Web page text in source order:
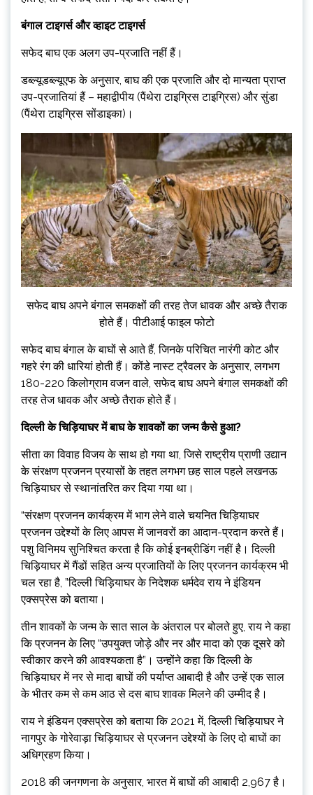
बंगाल टाइगर्स और व्हाइट टाइगर्स
सफेद बाघ एक अलग उप-प्रजाति नहीं हैं।
डब्ल्यूडब्ल्यूएफ के अनुसार, बाघ की एक प्रजाति और दो मान्यता प्राप्त
उप-प्रजातियां हैं – महाद्वीपीय (पैंथेरा टाइग्रिस टाइग्रिस) और सुंडा
(पैंथेरा टाइग्रिस सोंडाइका)।
सफेद बाघ अपने बंगाल समकक्षों की तरह तेज धावक और अच्छे तैराक
होते हैं। पीटीआई फाइल फोटो
सफेद बाघ बंगाल के बाघों से आते हैं, जिनके परिचित नारंगी कोट और
गहरे रंग की धारियां होती हैं। कोंडे नास्ट ट्रैवलर के अनुसार, लगभग
180-220 किलोग्राम वजन वाले, सफेद बाघ अपने बंगाल समकक्षों की
तरह तेज धावक और अच्छे तैराक होते हैं।
दिल्ली के चिड़ियाघर में बाघ के शावकों का जन्म कैसे हुआ?
सीता का विवाह विजय के साथ हो गया था, जिसे राष्ट्रीय प्राणी उद्यान
के संरक्षण प्रजनन प्रयासों के तहत लगभग छह साल पहले लखनऊ
चिड़ियाघर से स्थानांतरित कर दिया गया था।
“संरक्षण प्रजनन कार्यक्रम में भाग लेने वाले चयनित चिड़ियाघर
प्रजनन उद्देश्यों के लिए आपस में जानवरों का आदान-प्रदान करते हैं।
पशु विनिमय सुनिश्चित करता है कि कोई इनब्रीडिंग नहीं है। दिल्ली
चिड़ियाघर में गैंडों सहित अन्य प्रजातियों के लिए प्रजनन कार्यक्रम भी
चल रहा है, ”दिल्ली चिड़ियाघर के निदेशक धर्मदेव राय ने इंडियन
एक्सप्रेस को बताया।
तीन शावकों के जन्म के सात साल के अंतराल पर बोलते हुए, राय ने कहा
कि प्रजनन के लिए “उपयुक्त जोड़े और नर और मादा को एक दूसरे को
स्वीकार करने की आवश्यकता है”। उन्होंने कहा कि दिल्ली के
चिड़ियाघर में नर से मादा बाघों की पर्याप्त आबादी है और उन्हें एक साल
के भीतर कम से कम आठ से दस बाघ शावक मिलने की उम्मीद है।
राय ने इंडियन एक्सप्रेस को बताया कि 2021 में, दिल्ली चिड़ियाघर ने
नागपुर के गोरेवाड़ा चिड़ियाघर से प्रजनन उद्देश्यों के लिए दो बाघों का
अधिग्रहण किया।
2018 की जनगणना के अनुसार, भारत में बाघों की आबादी 2,967 है।